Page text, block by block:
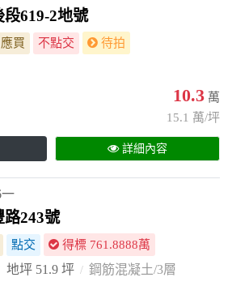
619-2地號
應買 不點交 待拍
10.3 萬
15.1 萬/坪
詳細內容
一
路243號
點交 得標 761.8888萬
地坪 51.9 坪 鋼筋混凝土/3層